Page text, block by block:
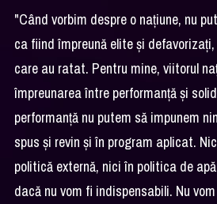
"Când vorbim despre o naţiune, nu
ca fiind împreună elite şi
care au ratat. Pentru mine, viitorul
împreunarea între performanţă şi
performanţă nu putem să impunem
spus şi revin şi în program aplicat.
politică externă, nici în politica de
dacă nu vom fi indispensabili. Nu